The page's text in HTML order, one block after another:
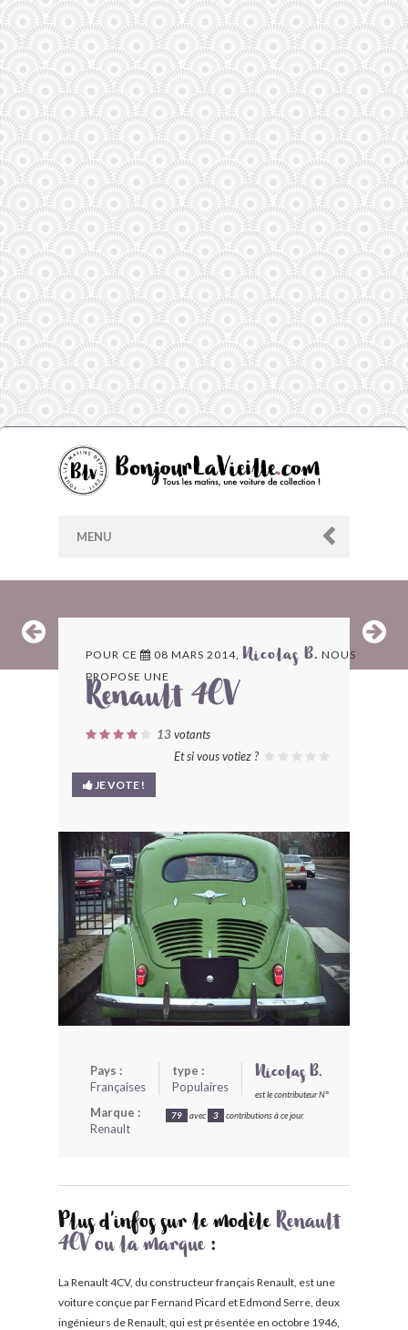
MENU
ARCHIVES
LES CONTRIBUTEURS
LE BLOG
BONJOURLAVIEILLE ?
MODÈLES ET MARQUES
COMMENT FONCTIONNE BLV ?
POUR CE 08 MARS 2014, Nicolas B. NOUS
PROPOSE UNE
Renault 4CV
13votants
Et si vous votiez ?
JE VOTE !
Pays :
Françaises
type :
Populaires
Marque :
Renault
Nicolas B.
est le contributeur N°
79 avec 3 contributions à ce jour.
Plus d'infos sur le modèle Renault
4CV ou la marque:
La Renault 4CV, du constructeur français Renault, est une
voiture conçue par Fernand Picard et Edmond Serre, deux
ingénieurs de Renault, qui est présentée en octobre 1946,